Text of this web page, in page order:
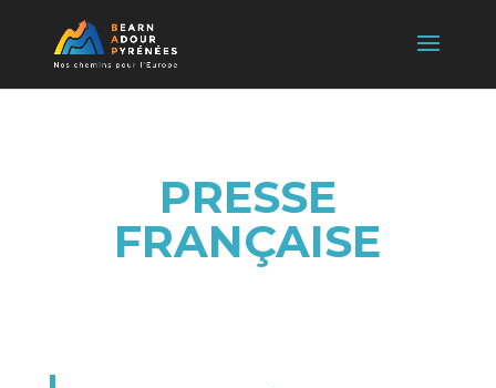
PRESSE
FRANÇAISE